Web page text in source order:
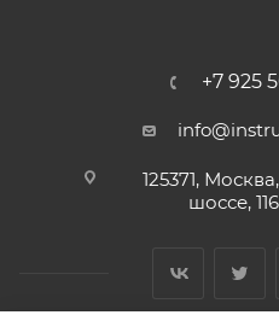
+7 925
125371,
шоссе,